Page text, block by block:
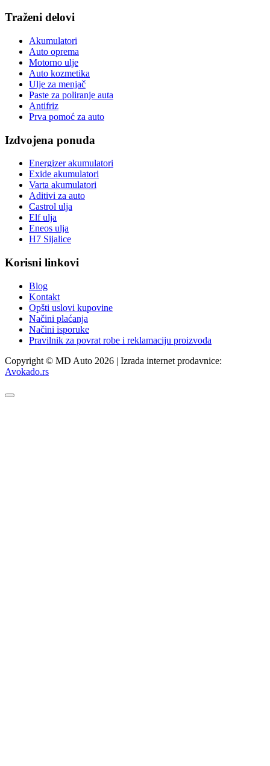
Traženi delovi
Akumulatori
Auto oprema
Motorno ulje
Auto kozmetika
Ulje za menjač
Paste za poliranje auta
Antifriz
Prva pomoć za auto
Izdvojena ponuda
Energizer akumulatori
Exide akumulatori
Varta akumulatori
Aditivi za auto
Castrol ulja
Elf ulja
Eneos ulja
H7 Sijalice
Korisni linkovi
Blog
Kontakt
Opšti uslovi kupovine
Načini plaćanja
Načini isporuke
Pravilnik za povrat robe i reklamaciju proizvoda
Copyright © MD Auto 2026 | Izrada internet prodavnice:
Avokado.rs